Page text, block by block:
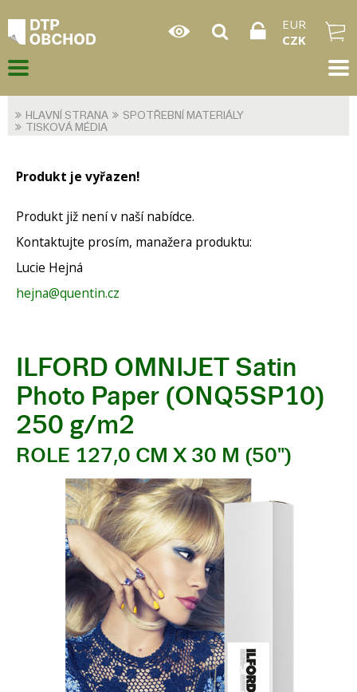
EUR
CZK
HLAVNÍ STRANA
SPOTŘEBNÍ MATERIÁLY
TISKOVÁ MÉDIA
Produkt je vyřazen!
Produkt již není v naší nabídce.
Kontaktujte prosím, manažera produktu:
Lucie Hejná
hejna@quentin.cz
ILFORD OMNIJET Satin
Photo Paper (ONQ5SP10)
250 g/m2
ROLE 127,0 CM X 30 M (50")